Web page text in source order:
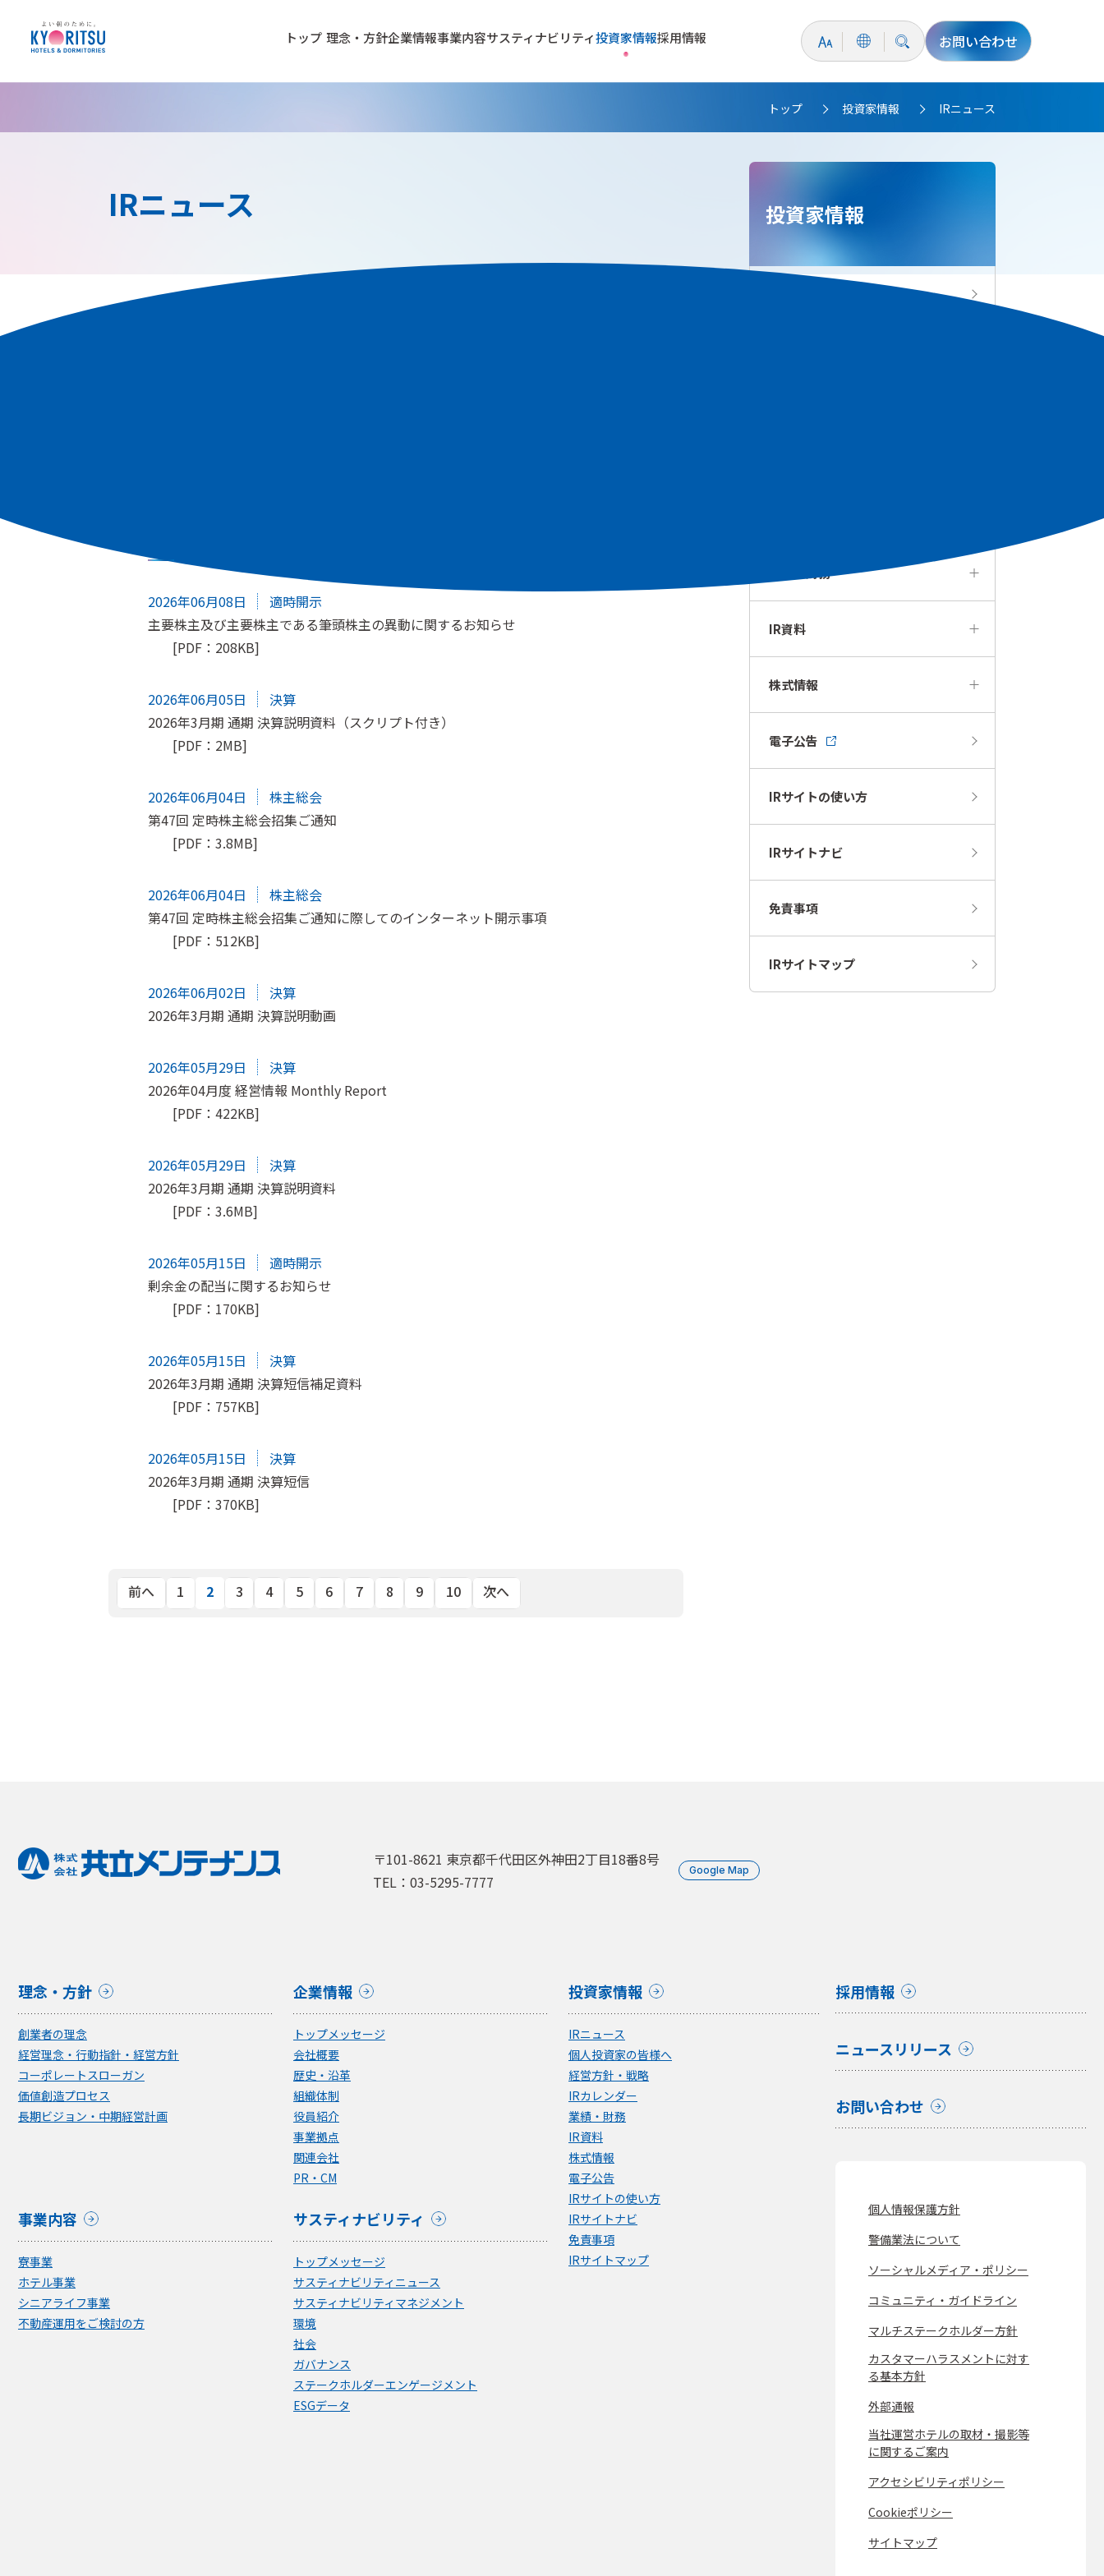
トップ 理念・方針企業情報事業内容サスティナビリティ投資家情報採用情報 お問い合わせ
トップ >
投資家情報 >
IRニュース
IRニュース
2026年06月08日
適時開示
主要株主及び主要株主である筆頭株主の異動に関するお知らせ
[PDF：208KB]
2026年06月05日
決算
2026年3月期 通期 決算説明資料（スクリプト付き）
[PDF：2MB]
2026年06月04日
株主総会
第47回 定時株主総会招集ご通知
[PDF：3.8MB]
2026年06月04日
株主総会
第47回 定時株主総会招集ご通知に際してのインターネット開示事項
[PDF：512KB]
2026年06月02日
決算
2026年3月期 通期 決算説明動画
2026年05月29日
決算
2026年04月度 経営情報 Monthly Report
[PDF：422KB]
2026年05月29日
決算
2026年3月期 通期 決算説明資料
[PDF：3.6MB]
2026年05月15日
適時開示
剰余金の配当に関するお知らせ
[PDF：170KB]
2026年05月15日
決算
2026年3月期 通期 決算短信補足資料
[PDF：757KB]
2026年05月15日
決算
2026年3月期 通期 決算短信
[PDF：370KB]
前へ 1 2 3 4 5 6 7 8 9 10 次へ
投資家情報
業績・財務
IR資料
株式情報
電子公告
IRサイトの使い方
IRサイトナビ
免責事項
IRサイトマップ
〒101-8621 東京都千代田区外神田2丁目18番8号
TEL：03-5295-7777
Google Map
理念・方針
創業者の理念
経営理念・行動指針・経営方針
コーポレートスローガン
価値創造プロセス
長期ビジョン・中期経営計画
企業情報
トップメッセージ
会社概要
歴史・沿革
組織体制
役員紹介
事業拠点
関連会社
PR・CM
事業内容
寮事業
ホテル事業
シニアライフ事業
不動産運用をご検討の方
サスティナビリティ
トップメッセージ
サスティナビリティニュース
サスティナビリティマネジメント
環境
社会
ガバナンス
ステークホルダーエンゲージメント
ESGデータ
投資家情報
IRニュース
個人投資家の皆様へ
経営方針・戦略
IRカレンダー
業績・財務
IR資料
株式情報
電子公告
IRサイトの使い方
IRサイトナビ
免責事項
IRサイトマップ
採用情報
ニュースリリース
お問い合わせ
個人情報保護方針
警備業法について
ソーシャルメディア・ポリシー
コミュニティ・ガイドライン
マルチステークホルダー方針
カスタマーハラスメントに対す
る基本方針
外部通報
当社運営ホテルの取材・撮影等
に関するご案内
アクセシビリティポリシー
Cookieポリシー
サイトマップ